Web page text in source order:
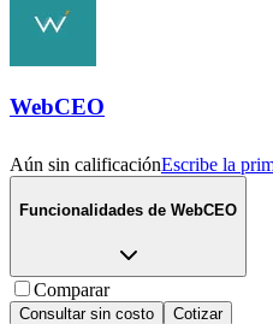
WebCEO
Aún sin calificaciónEscribe la
Funcionalidades de WebCEO
Comparar
Consultar sin costo Cotizar